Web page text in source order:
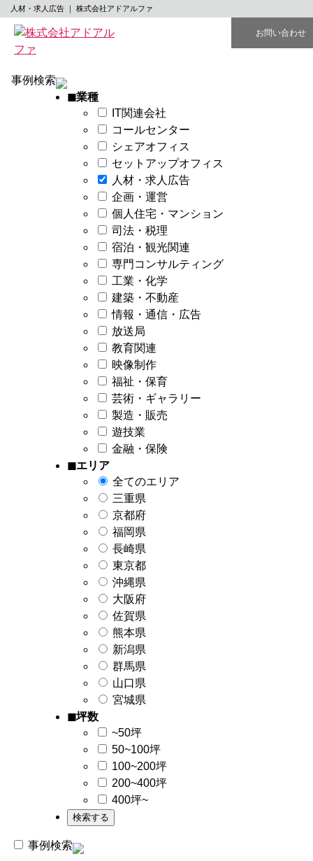
人材・求人広告 ｜ 株式会社アドアルファ
お問い合わせ
works
オフィスデザイン・レイアウト事例
事例検索
◼︎業種
IT関連会社
コールセンター
シェアオフィス
セットアップオフィス
人材・求人広告
企画・運営
個人住宅・マンション
司法・税理
宿泊・観光関連
専門コンサルティング
工業・化学
建築・不動産
情報・通信・広告
放送局
教育関連
映像制作
福祉・保育
芸術・ギャラリー
製造・販売
遊技業
金融・保険
◼︎エリア
全てのエリア
三重県
京都府
福岡県
長崎県
東京都
沖縄県
大阪府
佐賀県
熊本県
新潟県
群馬県
山口県
宮城県
◼︎坪数
~50坪
50~100坪
100~200坪
200~400坪
400坪~
事例検索